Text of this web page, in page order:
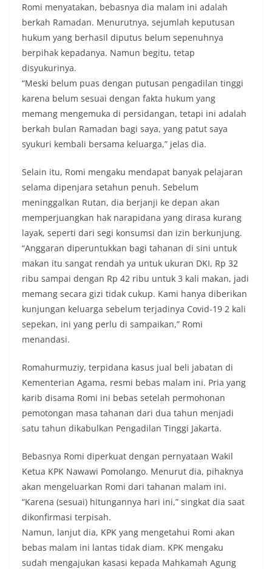
Romi menyatakan, bebasnya dia malam ini adalah
berkah Ramadan. Menurutnya, sejumlah keputusan
hukum yang berhasil diputus belum sepenuhnya
berpihak kepadanya. Namun begitu, tetap
disyukurinya.
“Meski belum puas dengan putusan pengadilan tinggi
karena belum sesuai dengan fakta hukum yang
memang mengemuka di persidangan, tetapi ini adalah
berkah bulan Ramadan bagi saya, yang patut saya
syukuri kembali bersama keluarga,” jelas dia.
Selain itu, Romi mengaku mendapat banyak pelajaran
selama dipenjara setahun penuh. Sebelum
meninggalkan Rutan, dia berjanji ke depan akan
memperjuangkan hak narapidana yang dirasa kurang
layak, seperti dari segi konsumsi dan izin berkunjung.
“Anggaran diperuntukkan bagi tahanan di sini untuk
makan itu sangat rendah ya untuk ukuran DKI, Rp 32
ribu sampai dengan Rp 42 ribu untuk 3 kali makan, jadi
memang secara gizi tidak cukup. Kami hanya diberikan
kunjungan keluarga sebelum terjadinya Covid-19 2 kali
sepekan, ini yang perlu di sampaikan,” Romi
menandasi.
Romahurmuziy, terpidana kasus jual beli jabatan di
Kementerian Agama, resmi bebas malam ini. Pria yang
karib disama Romi ini bebas setelah permohonan
pemotongan masa tahanan dari dua tahun menjadi
satu tahun dikabulkan Pengadilan Tinggi Jakarta.
Bebasnya Romi diperkuat dengan pernyataan Wakil
Ketua KPK Nawawi Pomolango. Menurut dia, pihaknya
akan mengeluarkan Romi dari tahanan malam ini.
“Karena (sesuai) hitungannya hari ini,” singkat dia saat
dikonfirmasi terpisah.
Namun, lanjut dia, KPK yang mengetahui Romi akan
bebas malam ini lantas tidak diam. KPK mengaku
sudah mengajukan kasasi kepada Mahkamah Agung